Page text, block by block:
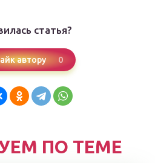
статья?
автору 0
ПО ТЕМЕ